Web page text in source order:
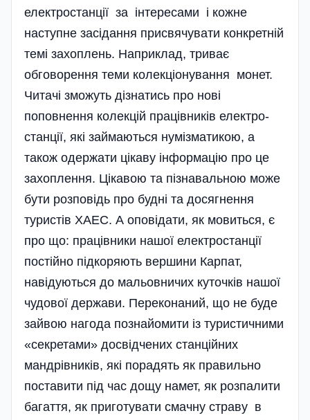
електростанції за інтересами і кожне
наступне засідання присвячувати конкретній
темі захоплень. Наприклад, триває
обговорення теми колекціонування монет.
Читачі зможуть дізнатись про нові
поповнення колекцій працівників електро­
станції, які займаються нумізматикою, а
також одержати цікаву інформацію про це
захоплення. Цікавою та пізнавальною може
бути розповідь про будні та досягнення
туристів ХАЕС. А оповідати, як мовиться, є
про що: працівники нашої електростанції
постійно підкоряють вершини Карпат,
навідуються до мальовничих куточків нашої
чудової держави. Переконаний, що не буде
зайвою нагода познайомити із туристичними
«секретами» досвідчених станційних
мандрівників, які порадять як правильно
поставити під час дощу намет, як розпалити
багаття, як приготувати смачну страву в